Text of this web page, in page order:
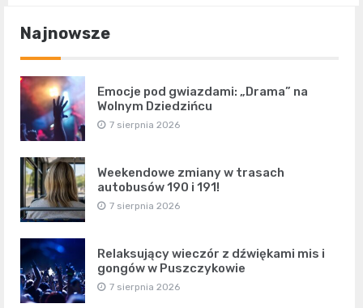
Najnowsze
Emocje pod gwiazdami: „Drama” na
Wolnym Dziedzińcu
7 sierpnia 2026
Weekendowe zmiany w trasach
autobusów 190 i 191!
7 sierpnia 2026
Relaksujący wieczór z dźwiękami mis i
gongów w Puszczykowie
7 sierpnia 2026